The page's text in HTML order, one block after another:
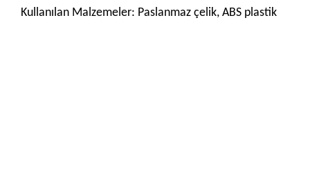
Kullanılan Malzemeler: Paslanmaz çelik, ABS plastik